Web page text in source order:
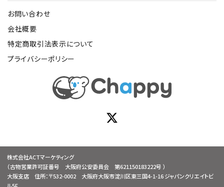
お問い合わせ
会社概要
特定商取引法表示について
プライバシーポリシー
株式会社ACTマーケティング
（古物営業許可証番号 大阪府公安委員会 第621150183222号 ）
大阪支店 住所：〒532-0002 大阪府大阪市淀川区東三国4-1-16 ジャパンクリエイトビ
ル5F